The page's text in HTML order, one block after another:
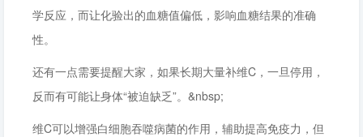
学反应，而让化验出的血糖值偏低，影响血糖结果的准确
性。
还有一点需要提醒大家，如果长期大量补维C，一旦停用，
反而有可能让身体“被迫缺乏”。&nbsp;
维C可以增强白细胞吞噬病菌的作用，辅助提高免疫力，但